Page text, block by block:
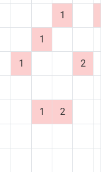
1
1
1 2
1 2